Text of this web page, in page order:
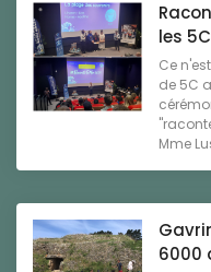
les 5C
Ce
de 5C
Mme
6000